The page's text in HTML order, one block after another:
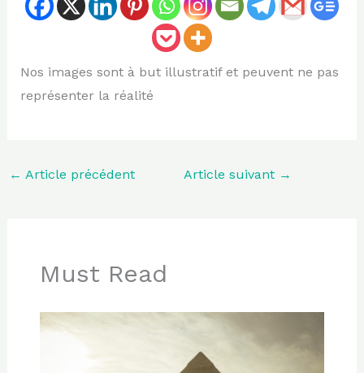
Nos images sont à but illustratif et peuvent ne pas
représenter la réalité
← Article précédent Article suivant →
Must Read